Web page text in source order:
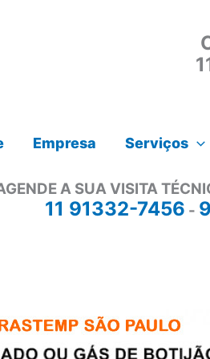
Empresa Serviços
A SUA VISITA
11 91332-7456 -